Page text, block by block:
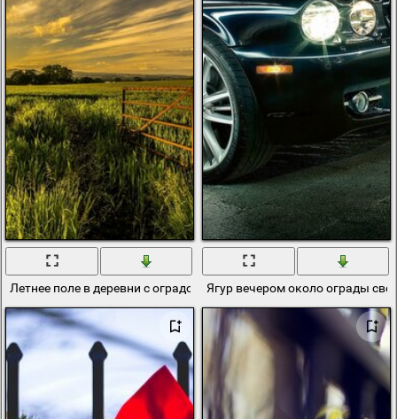
Летнее поле в деревни с оградой Ягур вечером около ограды